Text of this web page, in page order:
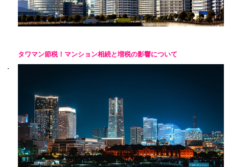
タワマン節税！マンション相続と増税の影響について